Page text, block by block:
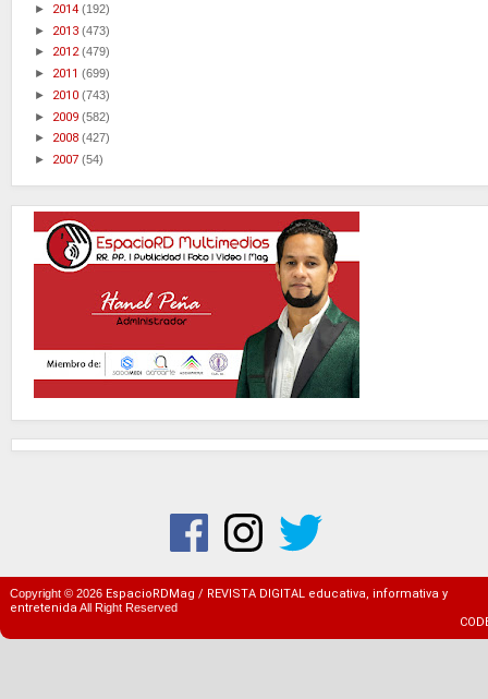
► 2014 (192)
► 2013 (473)
► 2012(479)
► 2011 (699)
► 2010 (743)
► 2009 (582)
► 2008 (427)
► 2007 (54)
Copyright © 2026 EspacioRDMag / REVISTA DIGITAL educativa, informativa y
entretenida All Right Reserved